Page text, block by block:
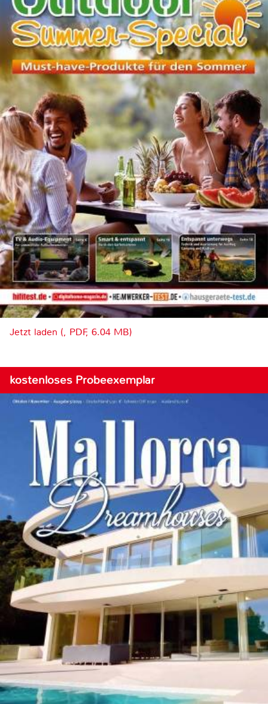
Jetzt laden (, PDF, 6.04 MB)
kostenloses Probeexemplar